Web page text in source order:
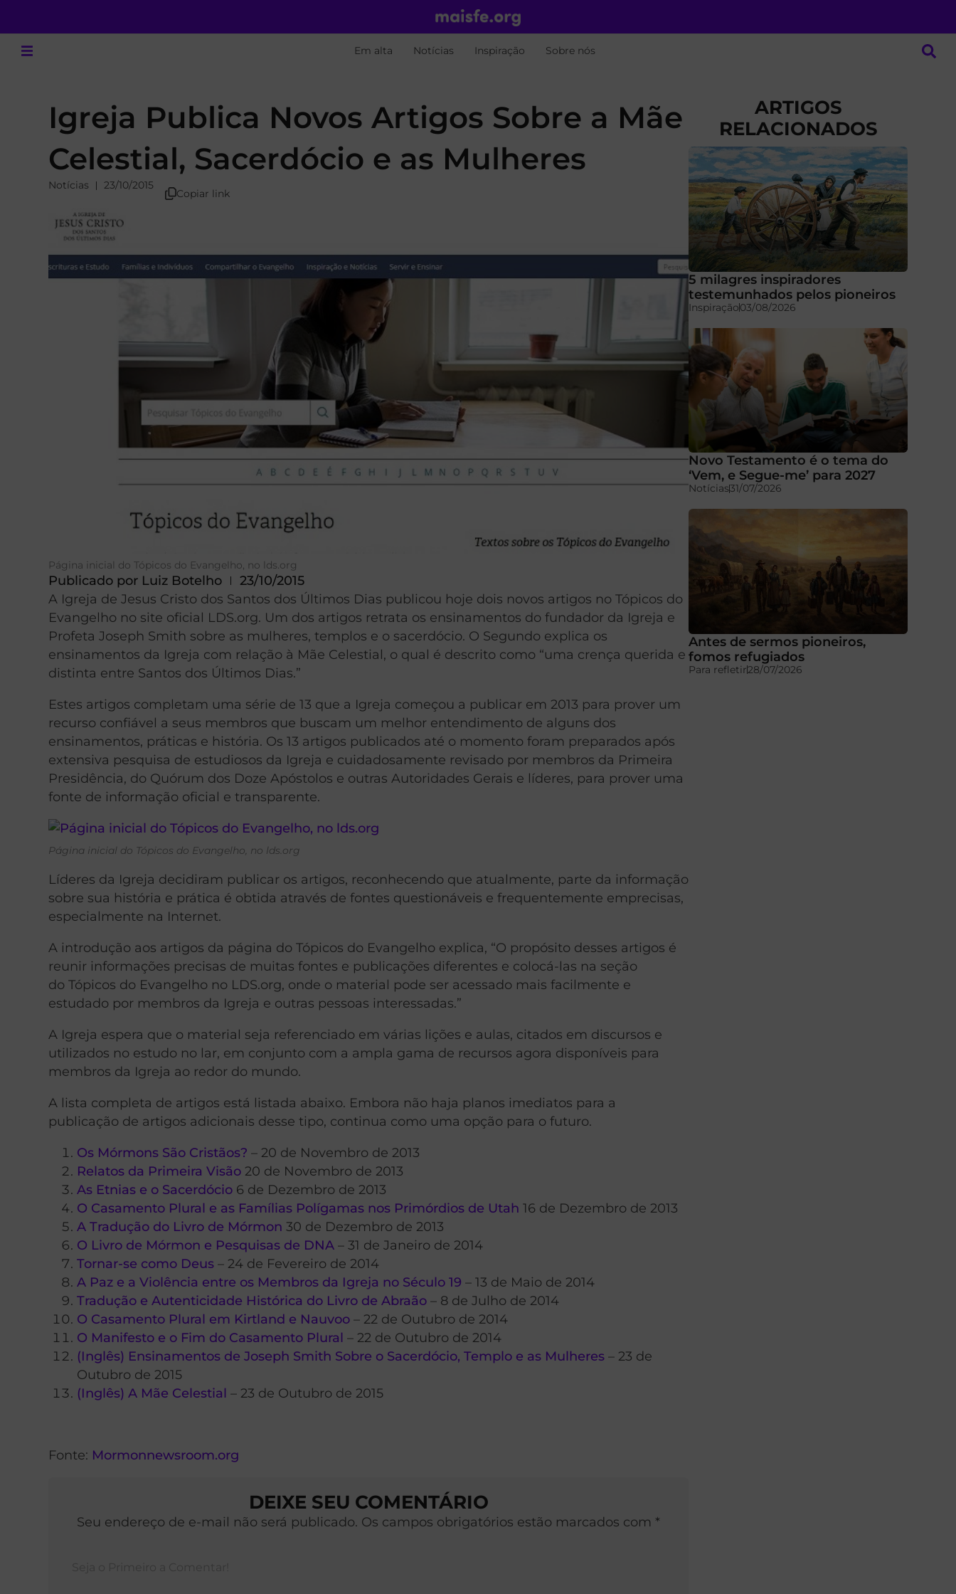
Em alta Notícias Inspiração Sobre nós
Igreja Publica Novos Artigos Sobre a Mãe
Celestial, Sacerdócio e as Mulheres
Notícias 23/10/2015
Copiar link
Página inicial do Tópicos do Evangelho, no lds.org
Publicado por Luiz Botelho
23/10/2015
A Igreja de Jesus Cristo dos Santos dos Últimos Dias publicou hoje dois novos artigos no Tópicos do
Evangelho no site oficial LDS.org. Um dos artigos retrata os ensinamentos do fundador da Igreja e
Profeta Joseph Smith sobre as mulheres, templos e o sacerdócio. O Segundo explica os
ensinamentos da Igreja com relação à Mãe Celestial, o qual é descrito como “uma crença querida e
distinta entre Santos dos Últimos Dias.”
Estes artigos completam uma série de 13 que a Igreja começou a publicar em 2013 para prover um
recurso confiável a seus membros que buscam um melhor entendimento de alguns dos
ensinamentos, práticas e história. Os 13 artigos publicados até o momento foram preparados após
extensiva pesquisa de estudiosos da Igreja e cuidadosamente revisado por membros da Primeira
Presidência, do Quórum dos Doze Apóstolos e outras Autoridades Gerais e líderes, para prover uma
fonte de informação oficial e transparente.
Página inicial do Tópicos do Evangelho, no lds.org
Líderes da Igreja decidiram publicar os artigos, reconhecendo que atualmente, parte da informação
sobre sua história e prática é obtida através de fontes questionáveis e frequentemente emprecisas,
especialmente na Internet.
A introdução aos artigos da página do Tópicos do Evangelho explica, “O propósito desses artigos é
reunir informações precisas de muitas fontes e publicações diferentes e colocá-las na seção
do Tópicos do Evangelho no LDS.org, onde o material pode ser acessado mais facilmente e
estudado por membros da Igreja e outras pessoas interessadas.”
A Igreja espera que o material seja referenciado em várias lições e aulas, citados em discursos e
utilizados no estudo no lar, em conjunto com a ampla gama de recursos agora disponíveis para
membros da Igreja ao redor do mundo.
A lista completa de artigos está listada abaixo. Embora não haja planos imediatos para a
publicação de artigos adicionais desse tipo, continua como uma opção para o futuro.
Os Mórmons São Cristãos? – 20 de Novembro de 2013
Relatos da Primeira Visão 20 de Novembro de 2013
As Etnias e o Sacerdócio 6 de Dezembro de 2013
O Casamento Plural e as Famílias Polígamas nos Primórdios de Utah 16 de Dezembro de 2013
A Tradução do Livro de Mórmon 30 de Dezembro de 2013
O Livro de Mórmon e Pesquisas de DNA – 31 de Janeiro de 2014
Tornar-se como Deus – 24 de Fevereiro de 2014
A Paz e a Violência entre os Membros da Igreja no Século 19– 13 de Maio de 2014
Tradução e Autenticidade Histórica do Livro de Abraão – 8 de Julho de 2014
O Casamento Plural em Kirtland e Nauvoo – 22 de Outubro de 2014
O Manifesto e o Fim do Casamento Plural – 22 de Outubro de 2014
(Inglês) Ensinamentos de Joseph Smith Sobre o Sacerdócio, Templo e as Mulheres – 23 de
Outubro de 2015
(Inglês) A Mãe Celestial – 23 de Outubro de 2015
Fonte: Mormonnewsroom.org
DEIXE SEU COMENTÁRIO
Seu endereço de e-mail não será publicado. Os campos obrigatórios estão marcados com *
ARTIGOS
RELACIONADOS
5 milagres inspiradores
testemunhados pelos pioneiros
Inspiração03/08/2026
Novo Testamento é o tema do
‘Vem, e Segue-me’ para 2027
Notícias31/07/2026
Antes de sermos pioneiros,
fomos refugiados
Para refletir28/07/2026